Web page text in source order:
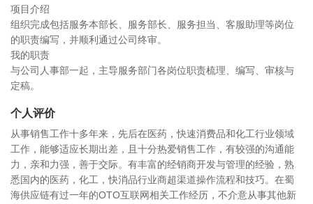
项目介绍
组织完成包括服务本部长、服务部长、服务担当、客服助理等岗位
的职责编写，并顺利通过公司终审。
我的职责
与公司人事部一起，主导服务部门各岗位职责梳理、编写、审核与
定稿。
个人评价
从事销售工作十多年来，先后在医药，快速消费品和化工行业领域
工作，能够适应长期出差，且十分热爱销售工作，有较强的沟通能
力，亲和力强，善于交际。有丰富的经销商开发与管理的经验，熟
悉国内的医药，化工，快消品行业商超渠道操作流程和技巧。在蜀
海供应链有过一年的OTO互联网相关工作经历，不介意从事其他新